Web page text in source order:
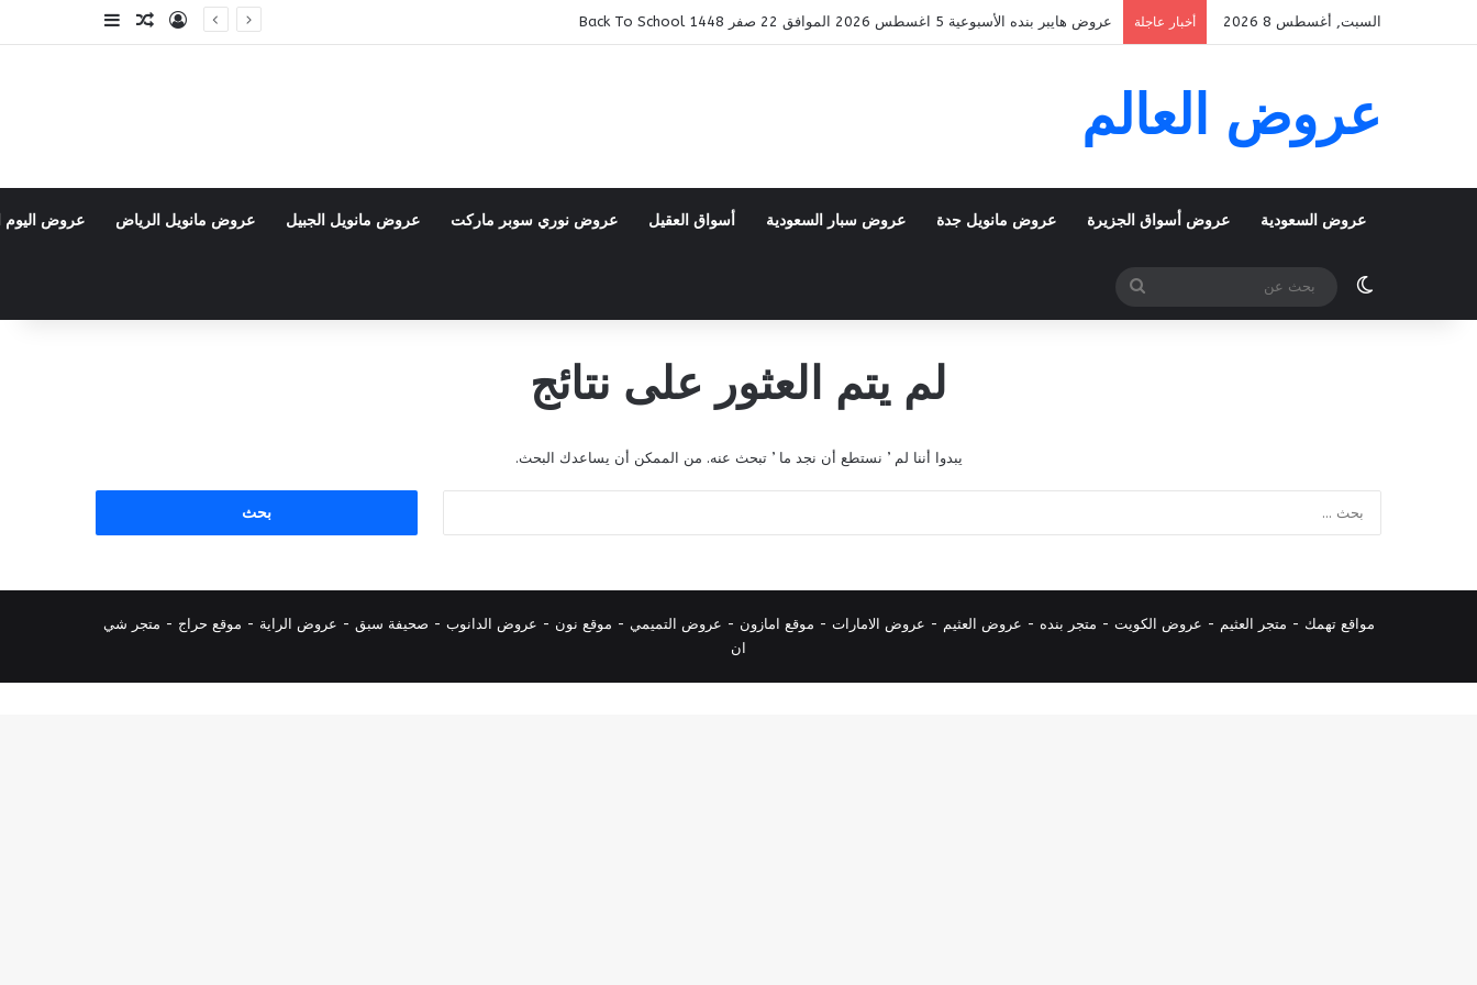
السبت, أغسطس 8 2026 أخبار عاجلة عروض هايبر بنده الأسبوعية 5 اغسطس 2026 الموافق 22 صفر 1448 Back To School تسجيل الدخول
مقال عشوائي
إضافة عمود
عروض العالم
عروض السعودية عروض أسواق الجزيرة عروض مانويل جدة عروض سبار السعودية أسواق العقيل عروض نوري سوبر ماركت عروض مانويل الجبيل عروض مانويل الرياض عروض اليوم
الوضع المظلم
بحث
عن
لم يتم العثور على نتائج
يبدوا أننا لم ’ نستطع أن نجد ما ’ تبحث عنه. من الممكن أن يساعدك البحث.
مواقع تهمك - متجر العثيم - عروض الكويت - متجر بنده - عروض العثيم - عروض الامارات - موقع امازون - عروض التميمي - موقع نون - عروض الدانوب - صحيفة سبق - عروض الراية - موقع حراج - متجر شي
ان